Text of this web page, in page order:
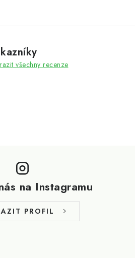
všechny recenze
na Instagramu
PROFIL